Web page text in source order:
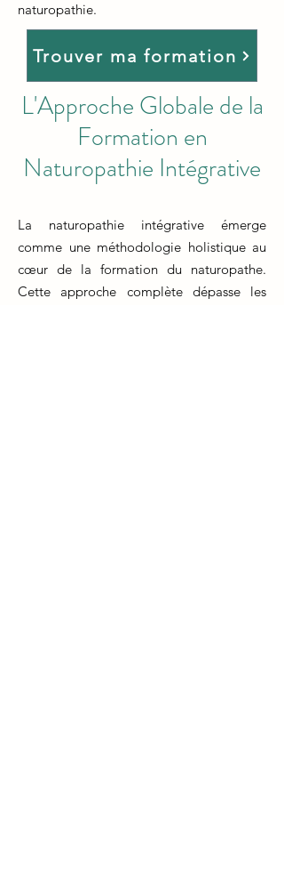
naturopathie.
Trouver ma formation
L'Approche Globale de la
Formation en
Naturopathie Intégrative
La naturopathie intégrative émerge
comme une méthodologie holistique au
cœur de la formation du naturopathe.
Cette approche complète dépasse les